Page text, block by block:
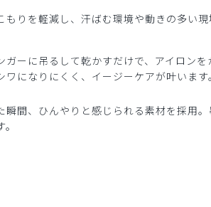
もりを軽減し、汗ばむ環境や動きの多い現
ガーに吊るして乾かすだけで、アイロンを
ワになりにくく、イージーケアが叶います。
瞬間、ひんやりと感じられる素材を採用